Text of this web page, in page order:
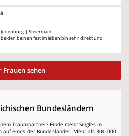
| Steiermark
beiden beinen fest im leben!bin sehr direkt und
Frauen sehen
Bundesländern
Traumpartner? Finde mehr Singles in
auf eines der Bundesländer. Mehr als 300.000